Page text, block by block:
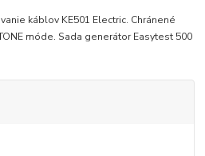
káblov KE501 Electric. Chránené
móde. Sada generátor Easytest 500